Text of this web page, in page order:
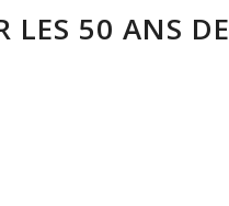
LES 50 ANS DE